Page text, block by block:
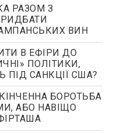
РАЗОМ З
ВИН
В ЕФІРИ ДО
ПОЛІТИКИ,
ПІД САНКЦІЇ США?
БОРОТЬБА
АБО НАВІЩО